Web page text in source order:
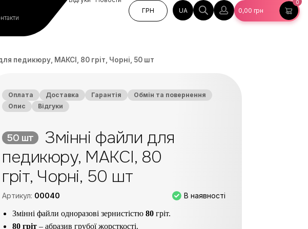
ГРН
UA 0,00 грн
0
педикюру, МАКСІ, 80 гріт, Чорні, 50 шт
Оплата Доставка Гарантія
Обмін та повернення
Опис
Відгуки
50 шт
Змінні файли для
педикюру, МАКСІ, 80
гріт, Чорні, 50 шт
Артикул: 00040 В наявності
Змінні файли одноразові зернистістю80 гріт.
80 гріт – абразив грубої жорсткості.